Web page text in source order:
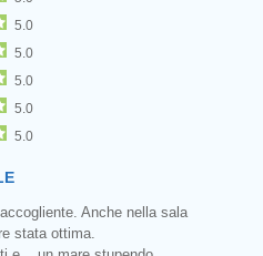
5.0
5.0
5.0
5.0
5.0
Anche nella sala
stata ottima.